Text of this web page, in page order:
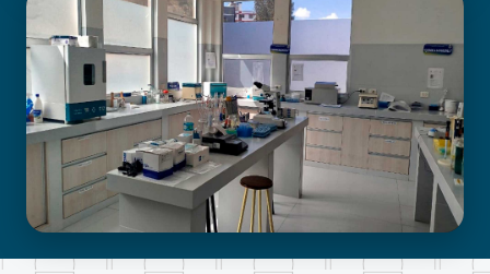
CENTRO DE ATENCIÓN EN
NEURODESARROLLO INFANTIL
LABORATORIO DE INVESTIGACIÓN -